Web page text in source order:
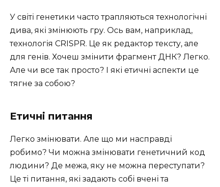
У світі генетики часто трапляються технологічні
дива, які змінюють гру. Ось вам, наприклад,
технологія CRISPR. Це як редактор тексту, але
для генів. Хочеш змінити фрагмент ДНК? Легко.
Але чи все так просто? І які етичні аспекти це
тягне за собою?
Етичні питання
Легко змінювати. Але що ми насправді
робимо? Чи можна змінювати генетичний код
людини? Де межа, яку не можна переступати?
Це ті питання, які задають собі вчені та